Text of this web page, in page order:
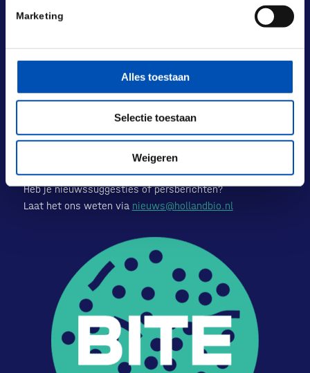
Marketing
Alles toestaan
Selectie toestaan
Weigeren
info@hollandbio.nl
Hollandbio is het kloppend hart van de Nederlandse
we gezondheid, duurzaamheid en economie een boost.
Heb je nieuwssuggesties of persberichten?
Laat het ons weten via nieuws@hollandbio.nl